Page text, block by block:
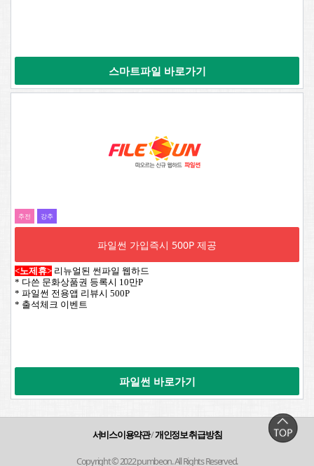
스마트파일 바로가기
추전 강추
파일썬 가입즉시 500P 제공
<노제휴> 리뉴얼된 썬파일 웹하드
* 다쓴 문화상품권 등록시 10만P
* 파일썬 전용앱 리뷰시 500P
* 출석체크 이벤트
파일썬 바로가기
서비스이용약관/개인정보 취급방침
Copyright © 2022 pumbeon. All Rights Reserved.